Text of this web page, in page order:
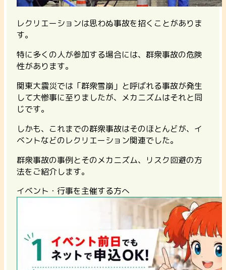
レクリエーションは思わぬ事故を招くことがありま
す。
特に多くの人が参加する場合には、群衆事故の危険
性があります。
関東大震災では「群衆雪崩」と呼ばれる事故が発生
して大惨事に至りましたが、メカニズムはそれと同
じです。
しかも、これまでの群衆事故はそのほとんどが、イ
ベントなどのレクリエーション関連でした。
群衆事故の事例とそのメカニズム、リスク回避の方
法をご紹介します。
イベント・行事を主催する方へ